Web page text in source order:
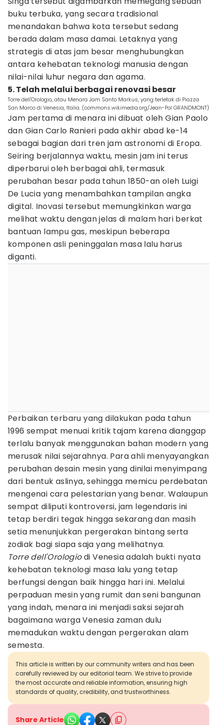
buku terbuka, yang secara tradisional
menandakan bahwa kota tersebut sedang
berada dalam masa damai. Letaknya yang
strategis di atas jam besar menghubungkan
antara kehebatan teknologi manusia dengan
nilai-nilai luhur negara dan agama.
5. Telah melalui berbagai renovasi besar
Torre dell'Orologio, atau Menara Jam Santo Markus, yang terletak di Piazza
San Marco di Venesia, Italia. (commons.wikimedia.org/Jean-Pol GRANDMONT)
Jam pertama di menara ini dibuat oleh Gian Paolo
dan Gian Carlo Ranieri pada akhir abad ke-14
sebagai bagian dari tren jam astronomi di Eropa.
Seiring berjalannya waktu, mesin jam ini terus
diperbarui oleh berbagai ahli, termasuk
perubahan besar pada tahun 1850-an oleh Luigi
De Lucia yang menambahkan tampilan angka
digital. Inovasi tersebut memungkinkan warga
melihat waktu dengan jelas di malam hari berkat
bantuan lampu gas, meskipun beberapa
komponen asli peninggalan masa lalu harus
diganti.
Perbaikan terbaru yang dilakukan pada tahun
1996 sempat menuai kritik tajam karena dianggap
terlalu banyak menggunakan bahan modern yang
merusak nilai sejarahnya. Para ahli menyayangkan
perubahan desain mesin yang dinilai menyimpang
dari bentuk aslinya, sehingga memicu perdebatan
mengenai cara pelestarian yang benar. Walaupun
sempat diliputi kontroversi, jam legendaris ini
tetap berdiri tegak hingga sekarang dan masih
setia menunjukkan pergerakan bintang serta
zodiak bagi siapa saja yang melihatnya.
Torre dell'Orologiodi Venesia adalah bukti nyata
kehebatan teknologi masa lalu yang tetap
berfungsi dengan baik hingga hari ini. Melalui
perpaduan mesin yang rumit dan seni bangunan
yang indah, menara ini menjadi saksi sejarah
bagaimana warga Venesia zaman dulu
memadukan waktu dengan pergerakan alam
semesta.
This article is written by our community writers and has been
carefully reviewed by our editorial team. We strive to provide
the most accurate and reliable information, ensuring high
standards of quality, credibility, and trustworthiness.
Share Article